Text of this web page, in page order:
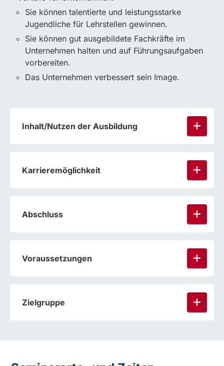
Sie können talentierte und leistungsstarke
Jugendliche für Lehrstellen gewinnen.
Sie können gut ausgebildete Fachkräfte im
Unternehmen halten und auf Führungsaufgaben
vorbereiten.
Das Unternehmen verbessert sein Image.
Inhalt/Nutzen der Ausbildung
Karrieremöglichkeit
Abschluss
Voraussetzungen
Zielgruppe